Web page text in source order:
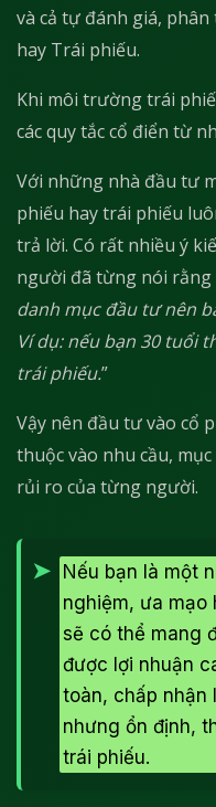
và cả tự đánh giá,
hay Trái phiếu.
Khi môi trường trái
các quy tắc cổ điển từ
Với những nhà đầu tư
phiếu hay trái phiếu
trả lời. Có rất nhiều ý
người đã từng nói rằng
danh mục đầu tư nên
Ví dụ: nếu bạn 30 tuổi
trái phiếu.”
Vậy nên đầu tư vào cổ
thuộc vào nhu cầu,
rủi ro của từng người.
Nếu bạn là một
nghiệm, ưa mạo
sẽ có thể mang
được lợi nhuận
toàn, chấp nhận
nhưng ổn định,
trái phiếu.